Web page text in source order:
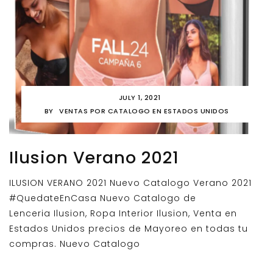
JULY 1, 2021
BY
VENTAS POR CATALOGO EN ESTADOS UNIDOS
Ilusion Verano 2021
ILUSION VERANO 2021 Nuevo Catalogo Verano 2021
#QuedateEnCasa Nuevo Catalogo de
Lenceria Ilusion, Ropa Interior Ilusion, Venta en
Estados Unidos precios de Mayoreo en todas tu
compras. Nuevo Catalogo